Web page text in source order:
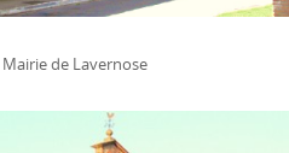
Mairie de Lavernose